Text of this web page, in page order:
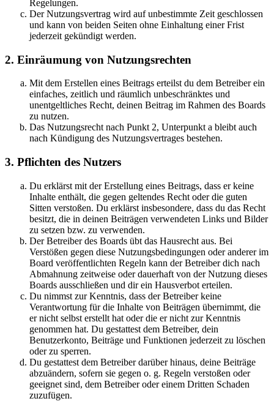
Regelungen.
Der Nutzungsvertrag wird auf unbestimmte Zeit geschlossen
und kann von beiden Seiten ohne Einhaltung einer Frist
jederzeit gekündigt werden.
2. Einräumung von Nutzungsrechten
Mit dem Erstellen eines Beitrags erteilst du dem Betreiber ein
einfaches, zeitlich und räumlich unbeschränktes und
unentgeltliches Recht, deinen Beitrag im Rahmen des Boards
zu nutzen.
Das Nutzungsrecht nach Punkt 2, Unterpunkt a bleibt auch
nach Kündigung des Nutzungsvertrages bestehen.
3. Pflichten des Nutzers
Du erklärst mit der Erstellung eines Beitrags, dass er keine
Inhalte enthält, die gegen geltendes Recht oder die guten
Sitten verstoßen. Du erklärst insbesondere, dass du das Recht
besitzt, die in deinen Beiträgen verwendeten Links und Bilder
zu setzen bzw. zu verwenden.
Der Betreiber des Boards übt das Hausrecht aus. Bei
Verstößen gegen diese Nutzungsbedingungen oder anderer im
Board veröffentlichten Regeln kann der Betreiber dich nach
Abmahnung zeitweise oder dauerhaft von der Nutzung dieses
Boards ausschließen und dir ein Hausverbot erteilen.
Du nimmst zur Kenntnis, dass der Betreiber keine
Verantwortung für die Inhalte von Beiträgen übernimmt, die
er nicht selbst erstellt hat oder die er nicht zur Kenntnis
genommen hat. Du gestattest dem Betreiber, dein
Benutzerkonto, Beiträge und Funktionen jederzeit zu löschen
oder zu sperren.
Du gestattest dem Betreiber darüber hinaus, deine Beiträge
abzuändern, sofern sie gegen o. g. Regeln verstoßen oder
geeignet sind, dem Betreiber oder einem Dritten Schaden
zuzufügen.